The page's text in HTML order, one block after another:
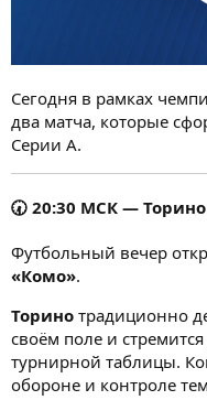
Сегодня в рамках
два матча, которые
Серии A.
🕢 20:30 МСК —
Футбольный вечер
«Комо».
Торино традиционно
своём поле и
турнирной таблицы.
обороне и контроле